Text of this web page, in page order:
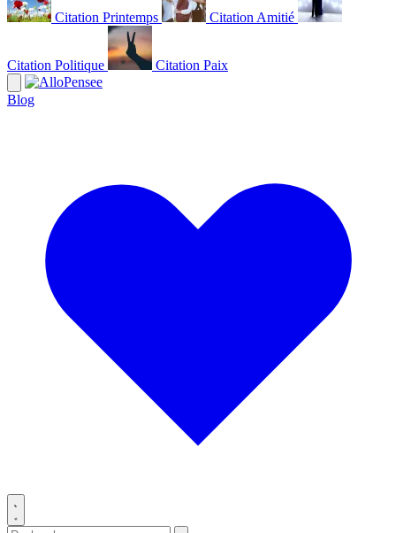
Citation Printemps Citation Amitié
Citation Politique Citation Paix
Blog